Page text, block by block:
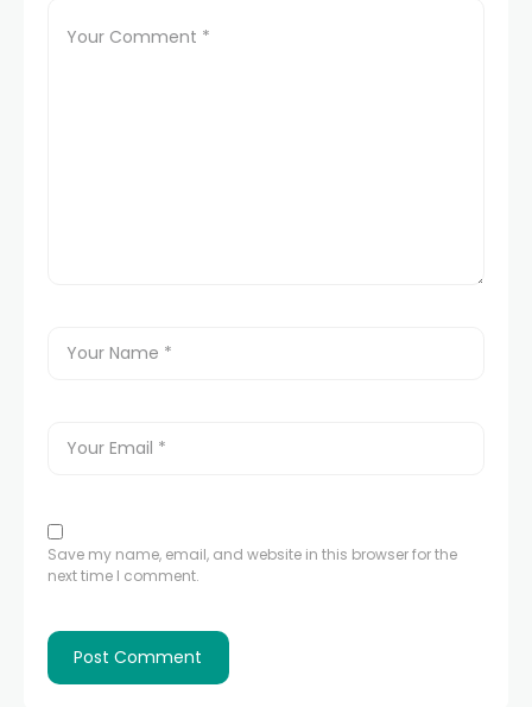
Save my name, email, and website in this browser for the
next time I comment.